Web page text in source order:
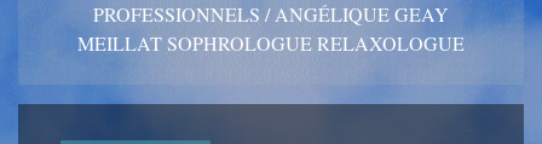
PROFESSIONNELS /ANGÉLIQUE GEAY
MEILLAT SOPHROLOGUE RELAXOLOGUE